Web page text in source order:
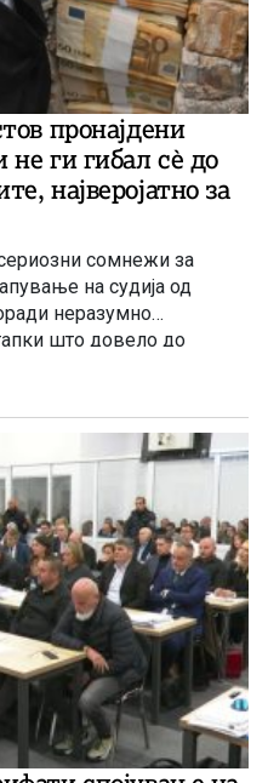
пронајдени
ги гибал сѐ до
најверојатно за
сомнежи за
на судија од
неразумно
што довело до
Во извештаите се
за кривичен
беше јавно посочено
сознанија имплицираат
суд Ѓоко Ристов.
анонимни